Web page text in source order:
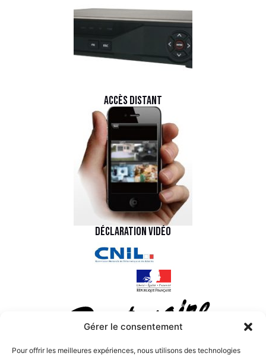
Gérer le consentement
Pour offrir les meilleures expériences, nous utilisons des technologies
Accès distant
Déclaration vidéo